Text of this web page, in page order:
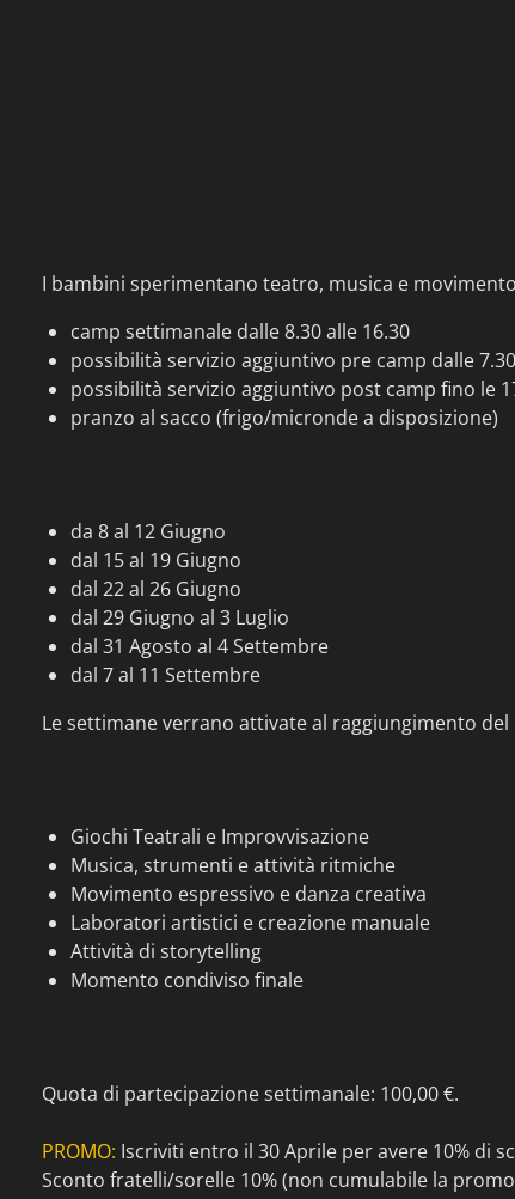
I bambini sperimentano teatro, musica e
camp settimanale dalle 8.30 alle 16.30
possibilità servizio aggiuntivo pre camp dalle 7.30
possibilità servizio aggiuntivo post camp fino le
pranzo al sacco (frigo/micronde a disposizione)
da 8 al 12 Giugno
dal 15 al 19 Giugno
dal 22 al 26 Giugno
dal 29 Giugno al 3 Luglio
dal 31 Agosto al 4 Settembre
dal 7 al 11 Settembre
Le settimane verrano attivate al raggiungimento
Giochi Teatrali e Improvvisazione
Musica, strumenti e attività ritmiche
Movimento espressivo e danza creativa
Laboratori artistici e creazione manuale
Attività di storytelling
Momento condiviso finale
Quota di partecipazione settimanale: 100,00 €.
PROMO: Iscriviti entro il 30 Aprile per avere 10% di
Sconto fratelli/sorelle 10% (non cumulabile la